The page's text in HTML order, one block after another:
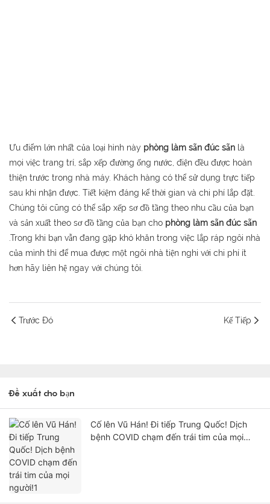
Ưu điểm lớn nhất của loại hình này phòng làm sẵn đúc sẵn là
mọi việc trang trí, sắp xếp đường ống nước, điện đều được hoàn
thiện trước trong nhà máy. Khách hàng có thể sử dụng trực tiếp
sau khi nhận được. Tiết kiệm đáng kể thời gian và chi phí lắp đặt.
Chúng tôi cũng có thể sắp xếp sơ đồ tầng theo nhu cầu của bạn
và sản xuất theo sơ đồ tầng của bạn cho phòng làm sẵn đúc sẵn
.Trong khi bạn vẫn đang gặp khó khăn trong việc lắp ráp ngôi nhà
của mình thì để mua được một ngôi nhà tiện nghi với chi phí ít
hơn hãy liên hệ ngay với chúng tôi.
Trước Đó Kế Tiếp
Đề xuất cho bạn
Cố lên Vũ Hán! Đi tiếp Trung Quốc! Dịch
bệnh COVID chạm đến trái tim của mọi